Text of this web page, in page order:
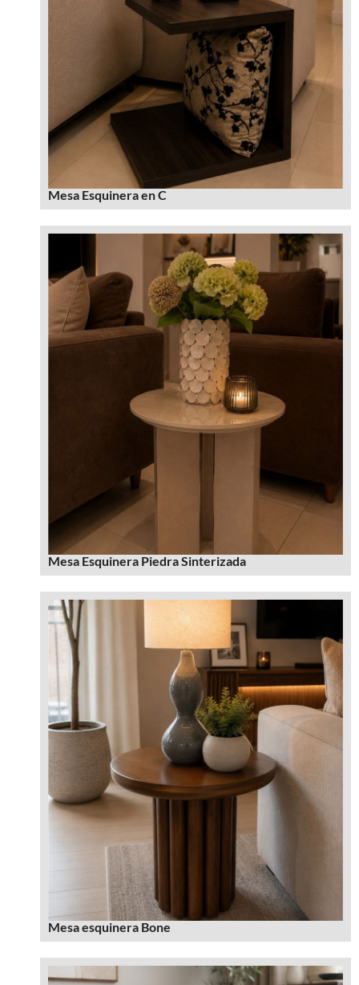
Mesa Esquinera en C
Mesa Esquinera Piedra Sinterizada
Mesa esquinera Bone